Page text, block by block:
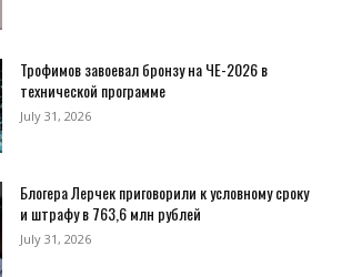
Трофимов завоевал бронзу на ЧЕ-2026 в
технической программе
July 31, 2026
Блогера Лерчек приговорили к условному сроку
и штрафу в 763,6 млн рублей
July 31, 2026